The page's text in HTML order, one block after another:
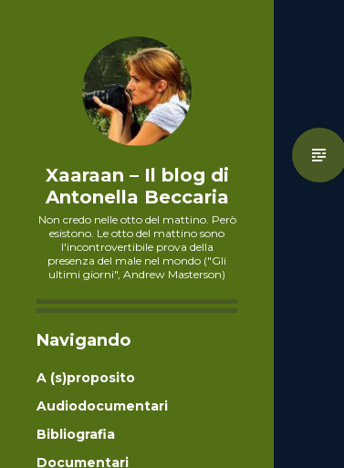
Xaaraan – Il blog di
Antonella Beccaria
Non credo nelle otto del mattino. Però
esistono. Le otto del mattino sono
l'incontrovertibile prova della
presenza del male nel mondo ("Gli
ultimi giorni", Andrew Masterson)
Navigando
A (s)proposito
Audiodocumentari
Bibliografia
Documentari